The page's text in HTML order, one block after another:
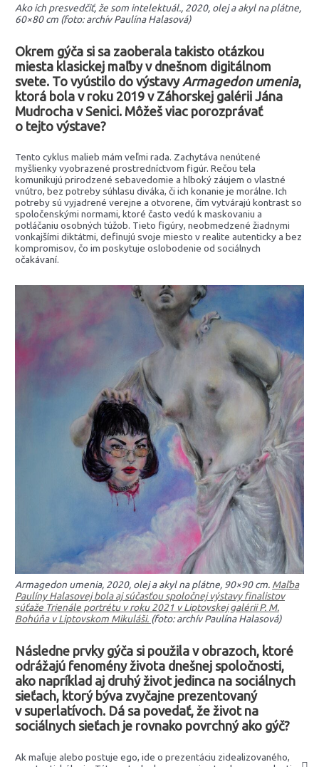
Ako ich presvedčiť, že som intelektuál., 2020, olej a akyl na plátne,
60×80 cm (foto: archív Paulína Halasová)
Okrem gýča si sa zaoberala takisto otázkou
miesta klasickej maľby v dnešnom digitálnom
svete. To vyústilo do výstavyArmagedon umenia,
ktorá bola v roku 2019 v Záhorskej galérii Jána
Mudrocha v Senici. Môžeš viac porozprávať
o tejto výstave?
Tento cyklus malieb mám veľmi rada. Zachytáva nenútené
myšlienky vyobrazené prostredníctvom figúr. Rečou tela
komunikujú prirodzené sebavedomie a hlboký záujem o vlastné
vnútro, bez potreby súhlasu diváka, či ich konanie je morálne. Ich
potreby sú vyjadrené verejne a otvorene, čím vytvárajú kontrast so
spoločenskými normami, ktoré často vedú k maskovaniu a
potláčaniu osobných túžob. Tieto figúry, neobmedzené žiadnymi
vonkajšími diktátmi, definujú svoje miesto v realite autenticky a bez
kompromisov, čo im poskytuje oslobodenie od sociálnych
očakávaní.
Armagedon umenia, 2020, olej a akyl na plátne, 90×90 cm. Maľba
Paulíny Halasovej bola aj súčasťou spoločnej výstavy finalistov
súťaže Trienále portrétu v roku 2021 v Liptovskej galérii P. M.
Bohúňa v Liptovskom Mikuláši. (foto: archív Paulína Halasová)
Následne prvky gýča si použila v obrazoch, ktoré
odrážajú fenomény života dnešnej spoločnosti,
ako napríklad aj druhý život jedinca na sociálnych
sieťach, ktorý býva zvyčajne prezentovaný
v superlatívoch. Dá sa povedať, že život na
sociálnych sieťach je rovnako povrchný ako gýč?
Ak maľuje alebo postuje ego, ide o prezentáciu zidealizovaného,